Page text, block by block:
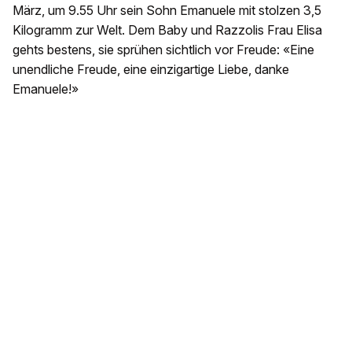
März, um 9.55 Uhr sein Sohn Emanuele mit stolzen 3,5
Kilogramm zur Welt. Dem Baby und Razzolis Frau Elisa
gehts bestens, sie sprühen sichtlich vor Freude: «Eine
unendliche Freude, eine einzigartige Liebe, danke
Emanuele!»